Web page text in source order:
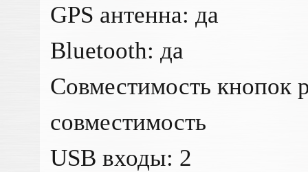
GPS антенна: да
Bluetooth: да
Совместимость кнопок
совместимость
USB входы: 2